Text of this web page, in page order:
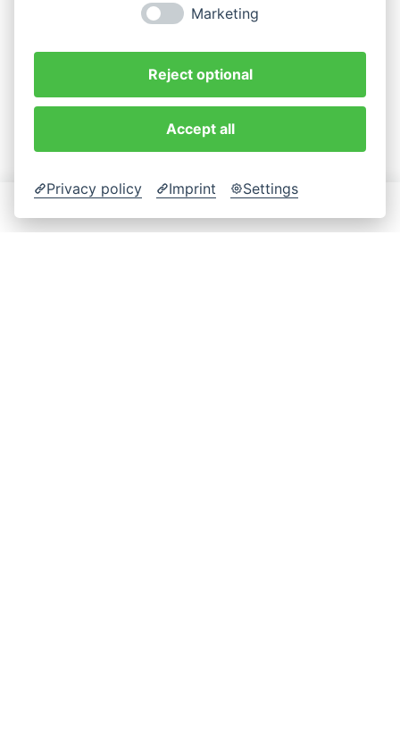
Marketing
Reject optional
Accept all
Privacy policy Imprint Settings